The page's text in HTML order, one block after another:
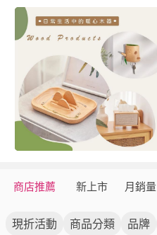
商店推薦 新上市 月銷量
現折活動 商品分類 品牌